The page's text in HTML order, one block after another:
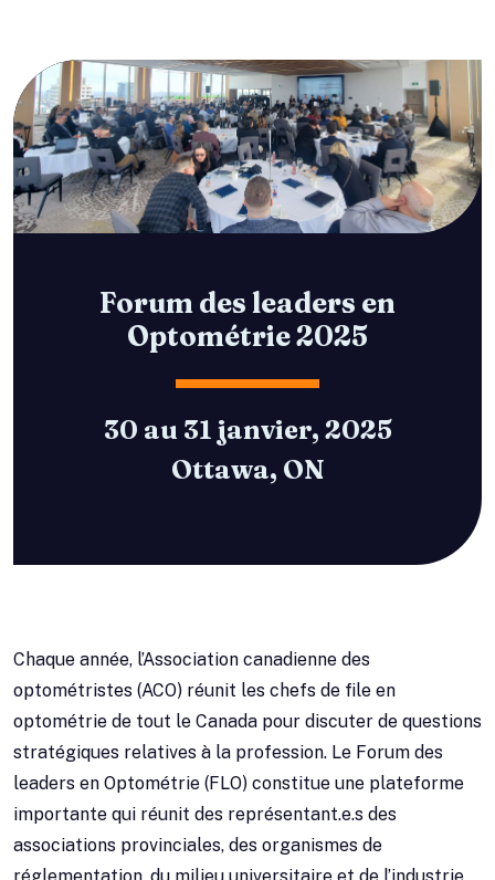
Forum des leaders en
Optométrie 2025
30 au 31 janvier, 2025
Ottawa, ON
Chaque année, l’Association canadienne des
optométristes (ACO) réunit les chefs de file en
optométrie de tout le Canada pour discuter de questions
stratégiques relatives à la profession. Le Forum des
leaders en Optométrie (FLO) constitue une plateforme
importante qui réunit des représentant.e.s des
associations provinciales, des organismes de
réglementation, du milieu universitaire et de l’industrie